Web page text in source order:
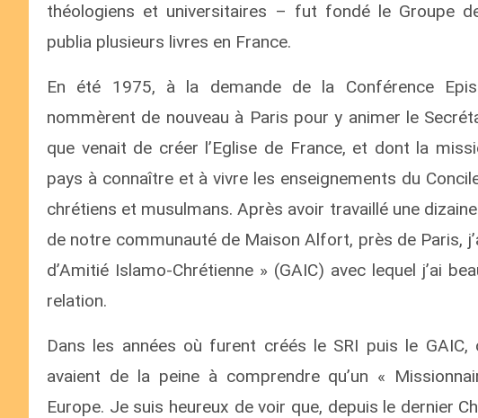
théologiens et universitaires – fut fondé le Groupe
publia plusieurs livres en France.
En été 1975, à la demande de la Conférence
nommèrent de nouveau à Paris pour y animer le
que venait de créer l’Eglise de France, et dont la
pays à connaître et à vivre les enseignements du
chrétiens et musulmans. Après avoir travaillé une
de notre communauté de Maison Alfort, près de Paris,
d’Amitié Islamo-Chrétienne » (GAIC) avec lequel j’ai
relation.
Dans les années où furent créés le SRI puis le
avaient de la peine à comprendre qu’un «
Europe. Je suis heureux de voir que, depuis le dernier